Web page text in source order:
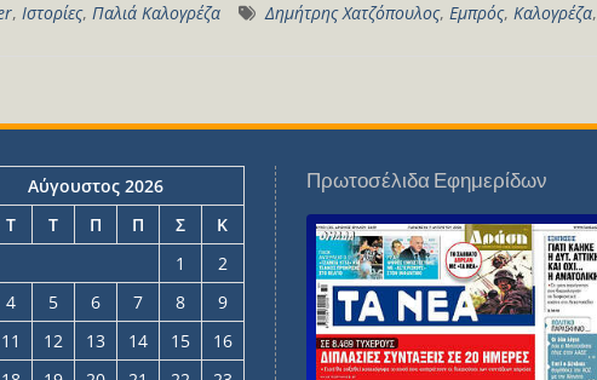
, Ιστορίες, Παλιά Καλογρέζα Δημήτρης Χατζόπουλος, Εμπρός, Καλογρέζα,
Αύγουστος 2026
Τ Τ Π Π Σ
Κ
1
2
4 5 6 7 8
9
11 12 13 14 15
16
Πρωτοσέλιδα Εφημερίδων